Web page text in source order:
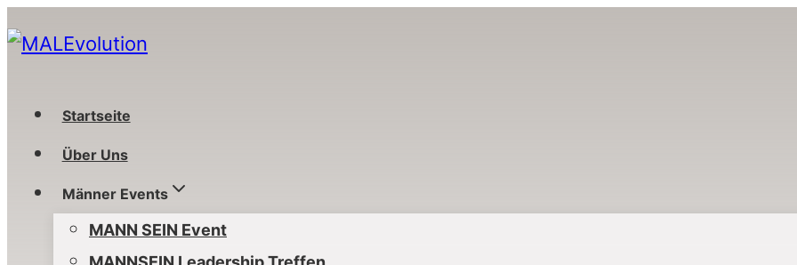
Inhalt
Startseite
Über Uns
Männer Events
MANN SEIN Event